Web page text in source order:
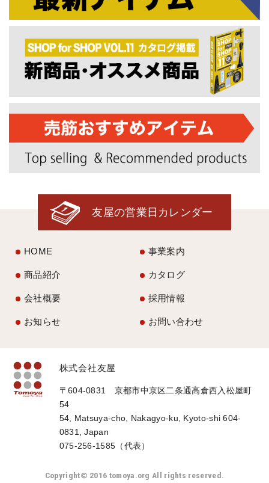
友屋の営業日カレンダー
HOME 事業案内
商品紹介 カタログ
会社概要 採用情報
お知らせ お問い合わせ
株式会社友屋
〒604-0831 京都市中京区二条通高倉西入松屋町
54
54, Matsuya-cho, Nakagyo-ku, Kyoto-shi 604-
0831, Japan
075-256-1585（代表）
Copyright© 2016 tomoya.org All rights reserved.